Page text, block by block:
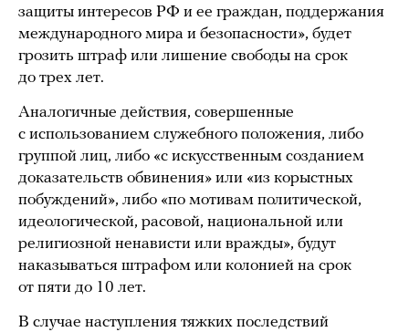
защиты интересов РФ и ее граждан, поддержания
международного мира и безопасности», будет
грозить штраф или лишение свободы на срок
до трех лет.
Аналогичные действия, совершенные
с использованием служебного положения, либо
группой лиц, либо «с искусственным созданием
доказательств обвинения» или «из корыстных
побуждений», либо «по мотивам политической,
идеологической, расовой, национальной или
религиозной ненависти или вражды», будут
наказываться штрафом или колонией на срок
от пяти до 10 лет.
В случае наступления тяжких последствий